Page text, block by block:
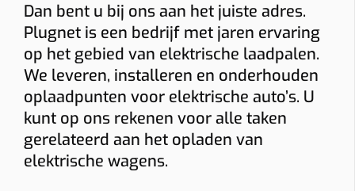
Dan bent u bij ons aan het juiste adres.
Plugnet is een bedrijf met jaren ervaring
op het gebied van elektrische laadpalen.
We leveren, installeren en onderhouden
oplaadpunten voor elektrische auto’s. U
kunt op ons rekenen voor alle taken
gerelateerd aan het opladen van
elektrische wagens.